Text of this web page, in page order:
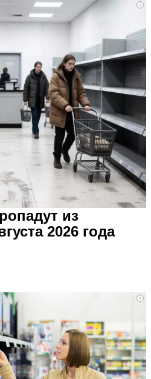
i
из
2026 года
i